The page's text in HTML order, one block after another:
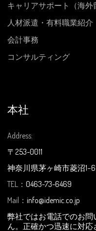
キャリアサポート（海外
人材派遣・有料職業紹介
会計事務
コンサルティング
本社
Address:
〒253-0011
神奈川県茅ヶ崎市菱沼
TEL： 0463-73-6469
Mail： info@idemic.co.jp
弊社ではお電話でのお
ん。正確かつ迅速に対